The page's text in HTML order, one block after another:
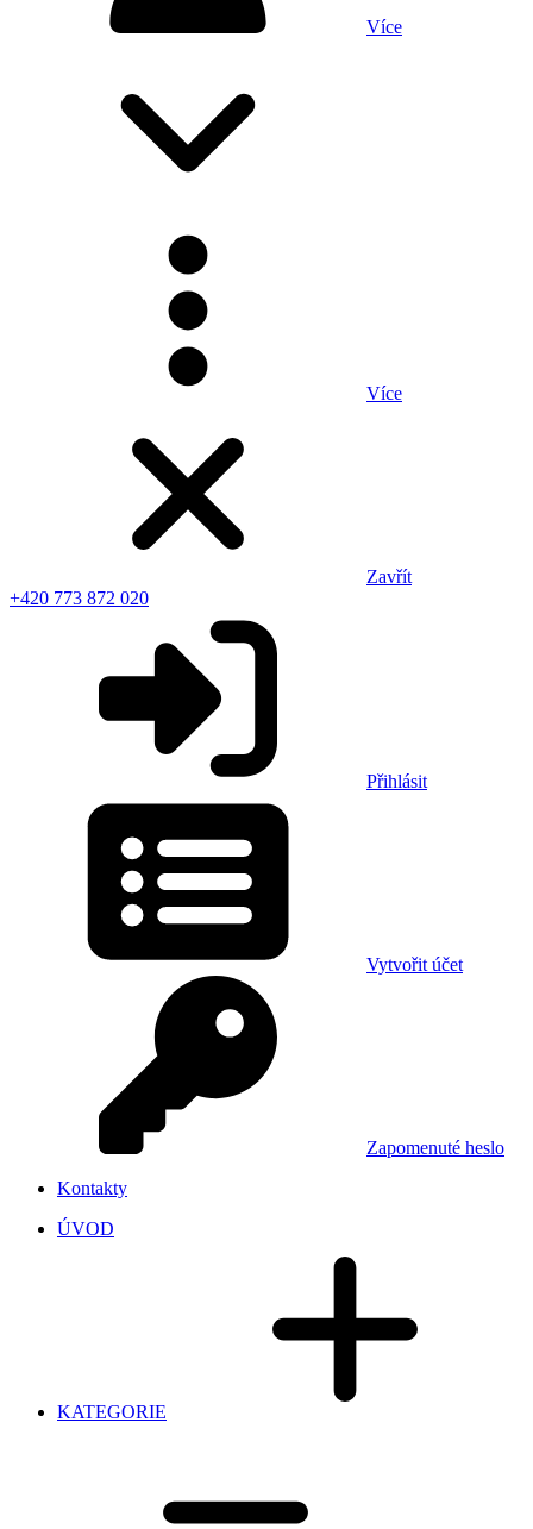
Více
Více
Zavřít
+420 773 872 020
Přihlásit
Vytvořit účet
Zapomenuté heslo
Kontakty
ÚVOD
KATEGORIE